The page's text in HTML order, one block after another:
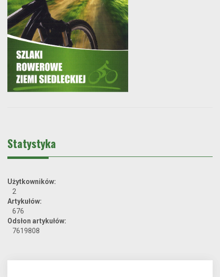
Statystyka
Użytkowników:
2
Artykułów:
676
Odsłon artykułów:
7619808